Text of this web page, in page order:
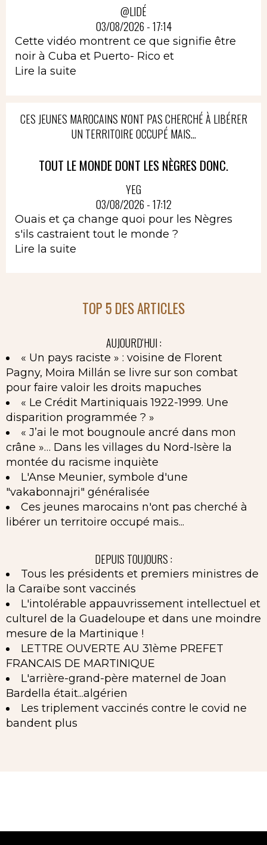
@LIDÉ
03/08/2026 - 17:14
Cette vidéo montrent ce que signifie être
noir à Cuba et Puerto- Rico et
Lire la suite
CES JEUNES MAROCAINS N'ONT PAS CHERCHÉ À LIBÉRER
UN TERRITOIRE OCCUPÉ MAIS...
TOUT LE MONDE DONT LES NÈGRES DONC.
YEG
03/08/2026 - 17:12
Ouais et ça change quoi pour les Nègres
s'ils castraient tout le monde ?
Lire la suite
TOP 5 DES ARTICLES
AUJOURD'HUI :
« Un pays raciste » : voisine de Florent
Pagny, Moira Millán se livre sur son combat
pour faire valoir les droits mapuches
« Le Crédit Martiniquais 1922-1999. Une
disparition programmée ? »
« J’ai le mot bougnoule ancré dans mon
crâne »… Dans les villages du Nord-Isère la
montée du racisme inquiète
L'Anse Meunier, symbole d'une
"vakabonnajri" généralisée
Ces jeunes marocains n'ont pas cherché à
libérer un territoire occupé mais...
DEPUIS TOUJOURS :
Tous les présidents et premiers ministres de
la Caraïbe sont vaccinés
L'intolérable appauvrissement intellectuel et
culturel de la Guadeloupe et dans une moindre
mesure de la Martinique !
LETTRE OUVERTE AU 31ème PREFET
FRANCAIS DE MARTINIQUE
L'arrière-grand-père maternel de Joan
Bardella était...algérien
Les triplement vaccinés contre le covid ne
bandent plus